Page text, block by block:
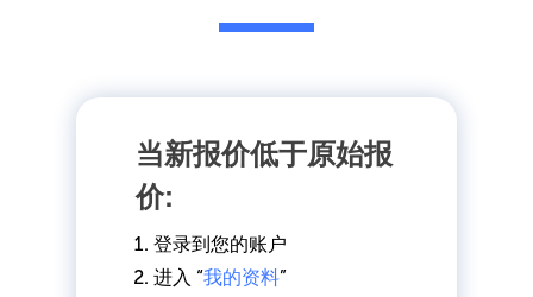
当新报价低于原始报
价:
登录到您的账户
进入 “我的资料”